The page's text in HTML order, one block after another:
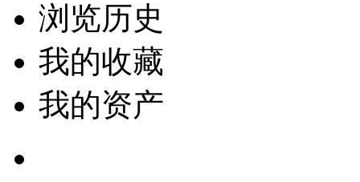
浏览历史
我的收藏
我的资产